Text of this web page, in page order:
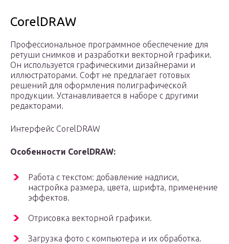
CorelDRAW
Профессиональное программное обеспечение для
ретуши снимков и разработки векторной графики.
Он используется графическими дизайнерами и
иллюстраторами. Софт не предлагает готовых
решений для оформления полиграфической
продукции. Устанавливается в наборе с другими
редакторами.
Интерфейс CorelDRAW
Особенности CorelDRAW:
Работа с текстом: добавление надписи,
настройка размера, цвета, шрифта, применение
эффектов.
Отрисовка векторной графики.
Загрузка фото с компьютера и их обработка.